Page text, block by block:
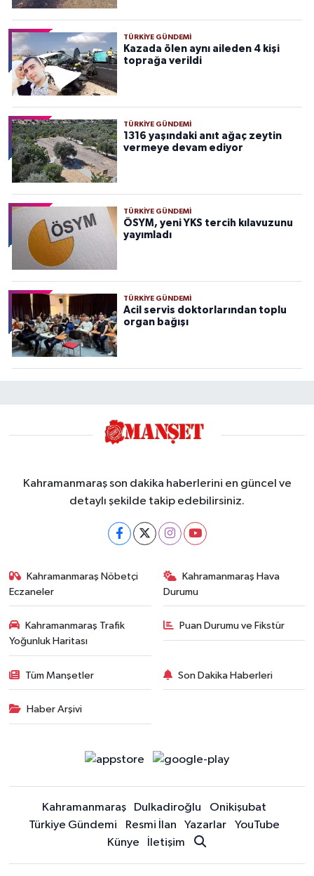
TÜRKIYE GÜNDEMI
Kazada ölen aynı aileden 4 kişi
toprağa verildi
TÜRKIYE GÜNDEMI
1316 yaşındaki anıt ağaç zeytin
vermeye devam ediyor
TÜRKIYE GÜNDEMI
ÖSYM, yeni YKS tercih kılavuzunu
yayımladı
TÜRKIYE GÜNDEMI
Acil servis doktorlarından toplu
organ bağışı
Kahramanmaraş son dakika haberlerini en güncel ve
detaylı şekilde takip edebilirsiniz.
Kahramanmaraş Nöbetçi
Eczaneler
Kahramanmaraş Hava
Durumu
Kahramanmaraş Trafik
Yoğunluk Haritası
Puan Durumu ve Fikstür
Tüm Manşetler Son Dakika Haberleri
Haber Arşivi
Kahramanmaraş Dulkadiroğlu
Onikişubat
Türkiye Gündemi
Resmi İlan Yazarlar
YouTube
Künye
İletişim